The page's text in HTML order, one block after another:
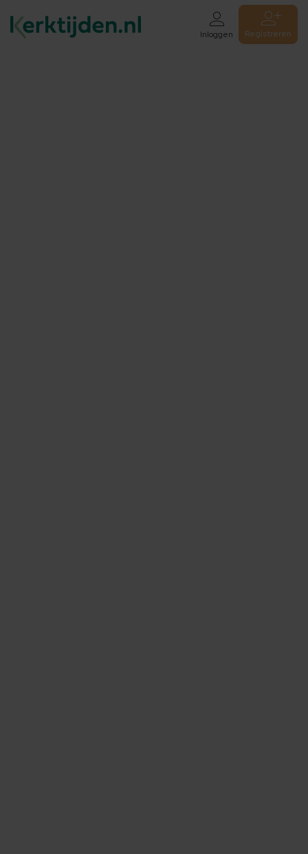
Inloggen Registreren